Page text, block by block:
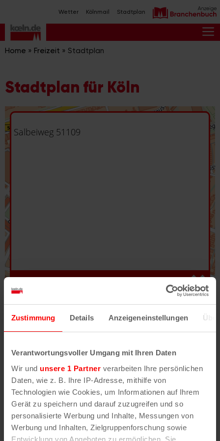
Zustimmung Details Anzeigeneinstellungen
Verantwortungsvoller Umgang mit Ihren Daten
Wir und unsere 1 Partner verarbeiten Ihre persönlichen
Daten, wie z. B. Ihre IP-Adresse, mithilfe von
Technologien wie Cookies, um Informationen auf Ihrem
Gerät zu speichern und darauf zuzugreifen und so
personalisierte Werbung und Inhalte, Messungen von
Werbung und Inhalten, Zielgruppenforschung sowie
Entwicklung von Angeboten zu ermöglichen. Sie
Inhalt
springen
Wetter Kölnmail Stadtplan
Home » Freizeit » Stadtplan
Stadtplan für Köln
Fehler/Problem melden
Darstellung des RVR-Kartenwerks
Stadtplanwerk
erhältst Du unsere koeln.de-Karte mit vielen
weiteren Details wie z.B. Hausnummern.
Unser Stadtplan basiert auf Daten des
OpenStreetMap
-Projekts (
© OpenStreetMap
Mitwirkende
) und von OpenCycleMap.org